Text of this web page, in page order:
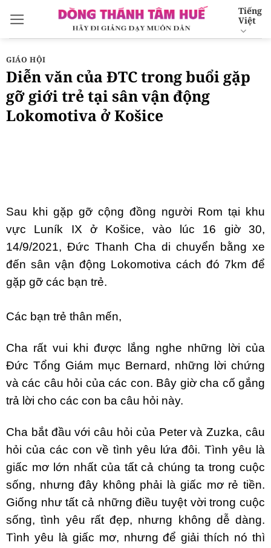
qua
nội
dung
Tiếng
Việt
GIÁO HỘI
Diễn văn của ĐTC trong buổi gặp
gỡ giới trẻ tại sân vận động
Lokomotiva ở Košice
Sau khi gặp gỡ cộng đồng người Rom tại khu
vực Luník IX ở Košice, vào lúc 16 giờ 30,
14/9/2021, Đức Thanh Cha di chuyển bằng xe
đến sân vận động Lokomotiva cách đó 7km để
gặp gỡ các bạn trẻ.
Các bạn trẻ thân mến,
Cha rất vui khi được lắng nghe những lời của
Đức Tổng Giám mục Bernard, những lời chứng
và các câu hỏi của các con. Bây giờ cha cố gắng
trả lời cho các con ba câu hỏi này.
Cha bắt đầu với câu hỏi của Peter và Zuzka, câu
hỏi của các con về tình yêu lứa đôi. Tình yêu là
giấc mơ lớn nhất của tất cả chúng ta trong cuộc
sống, nhưng đây không phải là giấc mơ rẻ tiền.
Giống như tất cả những điều tuyệt vời trong cuộc
sống, tình yêu rất đẹp, nhưng không dễ dàng.
Tình yêu là giấc mơ, nhưng để giải thích nó thì